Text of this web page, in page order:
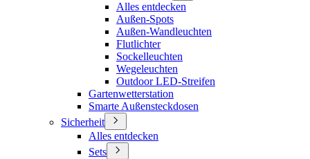
Alles entdecken
Außen-Spots
Außen-Wandleuchten
Flutlichter
Sockelleuchten
Wegeleuchten
Outdoor LED-Streifen
Gartenwetterstation
Smarte Außensteckdosen
Sicherheit
Alles entdecken
Sets